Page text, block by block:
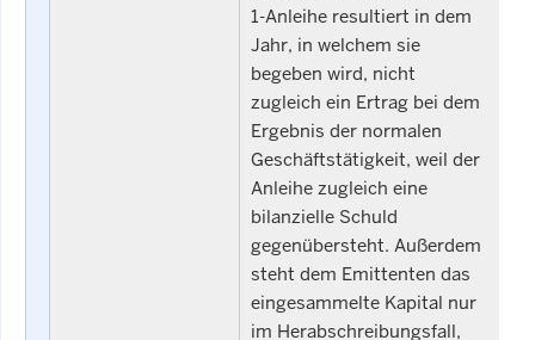
1-Anleihe resultiert in dem
Jahr, in welchem sie
begeben wird, nicht
zugleich ein Ertrag bei dem
Ergebnis der normalen
Geschäftstätigkeit, weil der
Anleihe zugleich eine
bilanzielle Schuld
gegenübersteht. Außerdem
steht dem Emittenten das
eingesammelte Kapital nur
im Herabschreibungsfall,